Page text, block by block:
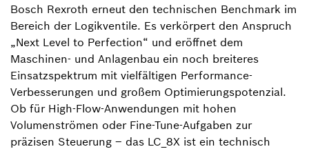
Bosch Rexroth erneut den technischen Benchmark im
Bereich der Logikventile. Es verkörpert den Anspruch
„Next Level to Perfection“ und eröffnet dem
Maschinen- und Anlagenbau ein noch breiteres
Einsatzspektrum mit vielfältigen Performance-
Verbesserungen und großem Optimierungspotenzial.
Ob für High-Flow-Anwendungen mit hohen
Volumenströmen oder Fine-Tune-Aufgaben zur
präzisen Steuerung – das LC_8X ist ein technisch